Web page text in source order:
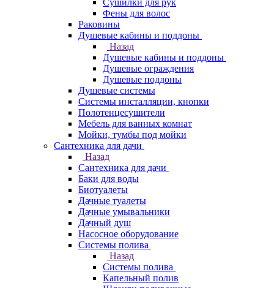
Сушилки для рук
Фены для волос
Раковины
Душевые кабины и поддоны
Назад
Душевые кабины и поддоны
Душевые ограждения
Душевые поддоны
Душевые системы
Системы инсталляции, кнопки
Полотенцесушители
Мебель для ванных комнат
Мойки, тумбы под мойки
Сантехника для дачи
Назад
Сантехника для дачи
Баки для воды
Биотуалеты
Дачные туалеты
Дачные умывальники
Дачный душ
Насосное оборудование
Системы полива
Назад
Системы полива
Капельный полив